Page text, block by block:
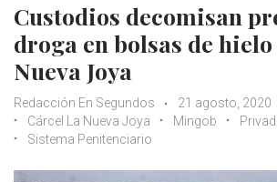
Custodios decomisan
droga en bolsas de hielo
Nueva Joya
Redacción En Segundos
21 agosto, 2020
Cárcel La Nueva Joya
Mingob
Sistema Penitenciario